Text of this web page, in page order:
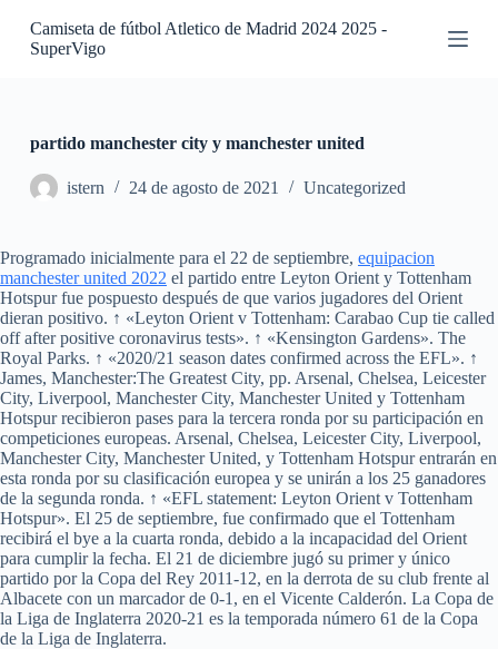
S
e
n
i
d
o
Camiseta de fútbol Atletico de Madrid 2024 2025 -
SuperVigo
partido manchester city y manchester united
istern 24 de agosto de 2021 Uncategorized
Programado inicialmente para el 22 de septiembre, equipacion
manchester united 2022 el partido entre Leyton Orient y Tottenham
Hotspur fue pospuesto después de que varios jugadores del Orient
dieran positivo. ↑ «Leyton Orient v Tottenham: Carabao Cup tie called
off after positive coronavirus tests». ↑ «Kensington Gardens». The
Royal Parks. ↑ «2020/21 season dates confirmed across the EFL». ↑
James, Manchester:The Greatest City, pp. Arsenal, Chelsea, Leicester
City, Liverpool, Manchester City, Manchester United y Tottenham
Hotspur recibieron pases para la tercera ronda por su participación en
competiciones europeas. Arsenal, Chelsea, Leicester City, Liverpool,
Manchester City, Manchester United, y Tottenham Hotspur entrarán en
esta ronda por su clasificación europea y se unirán a los 25 ganadores
de la segunda ronda. ↑ «EFL statement: Leyton Orient v Tottenham
Hotspur». El 25 de septiembre, fue confirmado que el Tottenham
recibirá el bye a la cuarta ronda, debido a la incapacidad del Orient
para cumplir la fecha. El 21 de diciembre jugó su primer y único
partido por la Copa del Rey 2011-12, en la derrota de su club frente al
Albacete con un marcador de 0-1, en el Vicente Calderón. La Copa de
la Liga de Inglaterra 2020-21 es la temporada número 61 de la Copa
de la Liga de Inglaterra.